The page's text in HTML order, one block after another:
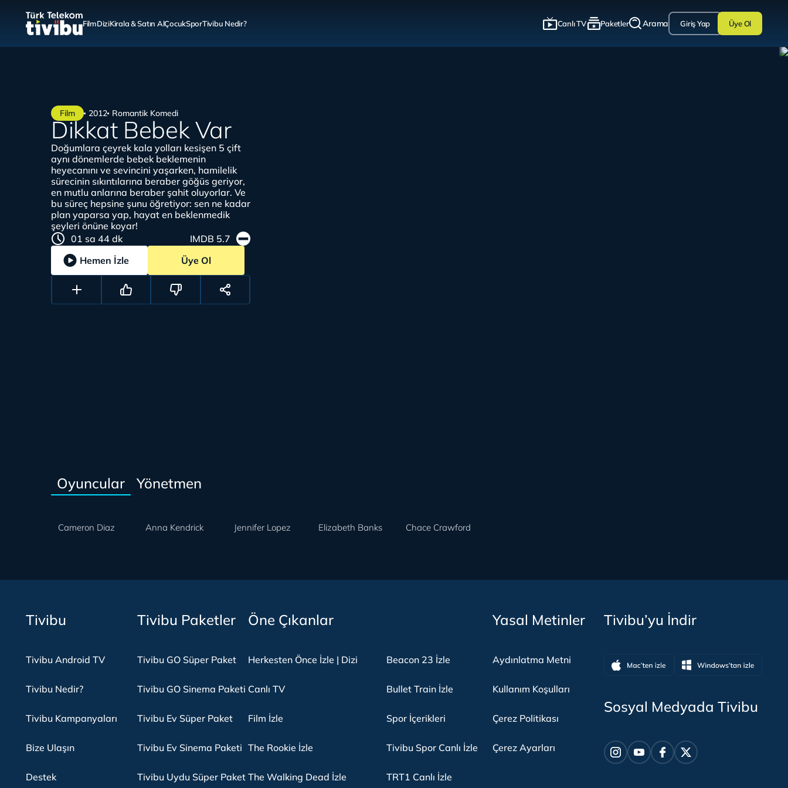
FilmDiziKirala & Satın AlÇocukSporTivibu Nedir? Canlı TV Paketler Arama Giriş Yap Üye Ol
Film 2012 Romantik Komedi
Dikkat Bebek Var
Doğumlara çeyrek kala yolları kesişen 5 çift
aynı dönemlerde bebek beklemenin
heyecanını ve sevincini yaşarken, hamilelik
sürecinin sıkıntılarına beraber göğüs geriyor,
en mutlu anlarına beraber şahit oluyorlar. Ve
bu süreç hepsine şunu öğretiyor: sen ne kadar
plan yaparsa yap, hayat en beklenmedik
şeyleri önüne koyar!
01 sa 44 dk
IMDB 5.7
Hemen İzle
Üye Ol
Oyuncular Yönetmen
Cameron Diaz Anna Kendrick Jennifer Lopez Elizabeth Banks Chace Crawford
Tivibu
Tivibu Android TV
Tivibu Nedir?
Tivibu Kampanyaları
Bize Ulaşın
Destek
Tivibu Paketler
Tivibu GO Süper Paket
Tivibu GO Sinema Paketi
Tivibu Ev Süper Paket
Tivibu Ev Sinema Paketi
Tivibu Uydu Süper Paket
Öne Çıkanlar
Herkesten Önce İzle | Dizi
Canlı TV
Film İzle
The Rookie İzle
The Walking Dead İzle
Beacon 23 İzle
Bullet Train İzle
Spor İçerikleri
Tivibu Spor Canlı İzle
TRT1 Canlı İzle
Yasal Metinler
Aydınlatma Metni
Kullanım Koşulları
Çerez Politikası
Çerez Ayarları
Tivibu’yu İndir
Sosyal Medyada Tivibu